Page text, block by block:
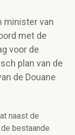
minister van
met de
voor de
plan van de
de Douane
naast de
bestaande